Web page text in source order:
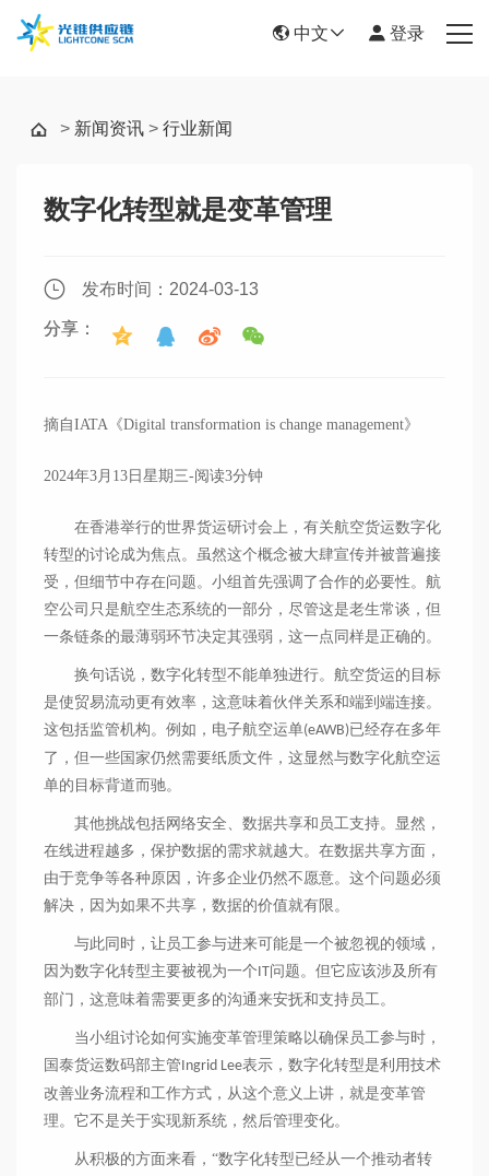
新闻资讯
帮助中心
中文 登录
> 新闻资讯 > 行业新闻
数字化转型就是变革管理
发布时间：2024-03-13
分享：
摘自IATA《Digital transformation is change management》
2024年3月13日星期三-阅读3分钟
在香港举行的世界货运研讨会上，有关航空货运数字化
转型的讨论成为焦点。虽然这个概念被大肆宣传并被普遍接
受，但细节中存在问题。小组首先强调了合作的必要性。航
空公司只是航空生态系统的一部分，尽管这是老生常谈，但
一条链条的最薄弱环节决定其强弱，这一点同样是正确的。
换句话说，数字化转型不能单独进行。航空货运的目标
是使贸易流动更有效率，这意味着伙伴关系和端到端连接。
这包括监管机构。例如，电子航空运单(eAWB)已经存在多年
了，但一些国家仍然需要纸质文件，这显然与数字化航空运
单的目标背道而驰。
其他挑战包括网络安全、数据共享和员工支持。显然，
在线进程越多，保护数据的需求就越大。在数据共享方面，
由于竞争等各种原因，许多企业仍然不愿意。这个问题必须
解决，因为如果不共享，数据的价值就有限。
与此同时，让员工参与进来可能是一个被忽视的领域，
因为数字化转型主要被视为一个IT问题。但它应该涉及所有
部门，这意味着需要更多的沟通来安抚和支持员工。
当小组讨论如何实施变革管理策略以确保员工参与时，
国泰货运数码部主管Ingrid Lee表示，数字化转型是利用技术
改善业务流程和工作方式，从这个意义上讲，就是变革管
理。它不是关于实现新系统，然后管理变化。
从积极的方面来看， “数字化转型已经从一个推动者转